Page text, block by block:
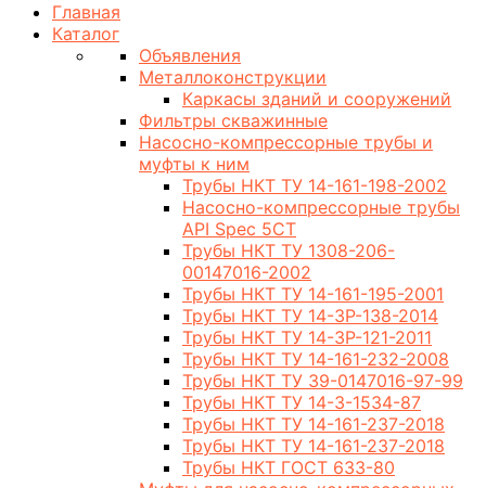
Главная
Каталог
Объявления
Металлоконструкции
Каркасы зданий и сооружений
Фильтры скважинные
Насосно-компрессорные трубы и
муфты к ним
Трубы НКТ ТУ 14-161-198-2002
Насосно-компрессорные трубы
API Spec 5CT
Трубы НКТ ТУ 1308-206-
00147016-2002
Трубы НКТ ТУ 14-161-195-2001
Трубы НКТ ТУ 14-3Р-138-2014
Трубы НКТ ТУ 14-3Р-121-2011
Трубы НКТ ТУ 14-161-232-2008
Трубы НКТ ТУ 39-0147016-97-99
Трубы НКТ ТУ 14-3-1534-87
Трубы НКТ ТУ 14-161-237-2018
Трубы НКТ ТУ 14-161-237-2018
Трубы НКТ ГОСТ 633-80